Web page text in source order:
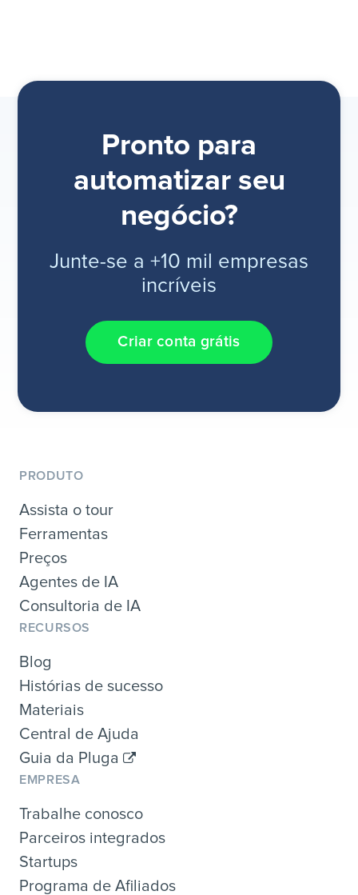
Pronto para
automatizar seu
negócio?
Junte-se a +10 mil empresas
incríveis
Criar conta grátis
PRODUTO
Assista o tour
Ferramentas
Preços
Agentes de IA
Consultoria de IA
RECURSOS
Blog
Histórias de sucesso
Materiais
Central de Ajuda
Guia da Pluga
EMPRESA
Trabalhe conosco
Parceiros integrados
Startups
Programa de Afiliados